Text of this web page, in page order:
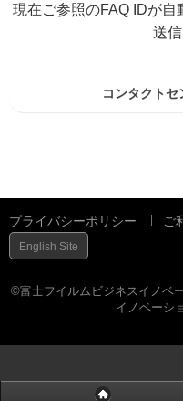
現在ご参照のFAQ IDが自
送信
コンタクト
プライバシーポリシー ご
English Site
©富士フイルムビジネスイノベ
イノベーシ